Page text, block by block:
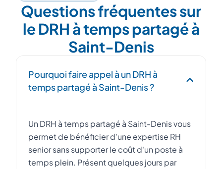
Questions fréquentes sur
le DRH à temps partagé à
Saint-Denis
Pourquoi faire appel à un DRH à
temps partagé à Saint-Denis ?
Un DRH à temps partagé à Saint-Denis vous
permet de bénéficier d'une expertise RH
senior sans supporter le coût d'un poste à
temps plein. Présent quelques jours par